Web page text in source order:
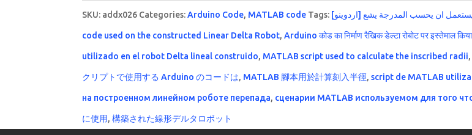
SKU: addx026 Categories:Arduino Code, MATLAB code Tags: يستعمل ان يحسب المدرجة يشع
code used on the constructed Linear Delta Robot,Arduino कोड का निर्माण रैखिक डेल्टा रोबोट पर इस्तेमाल किया
utilizado en el robot Delta lineal construido, MATLAB script used to calculate the inscribed radii,
クリプトで使用する Arduino のコードは, MATLAB 腳本用於計算刻入半徑,script de MATLAB
на построенном линейном роботе перепада, сценарии MATLAB используемом для того
に使用,構築された線形デルタロボット